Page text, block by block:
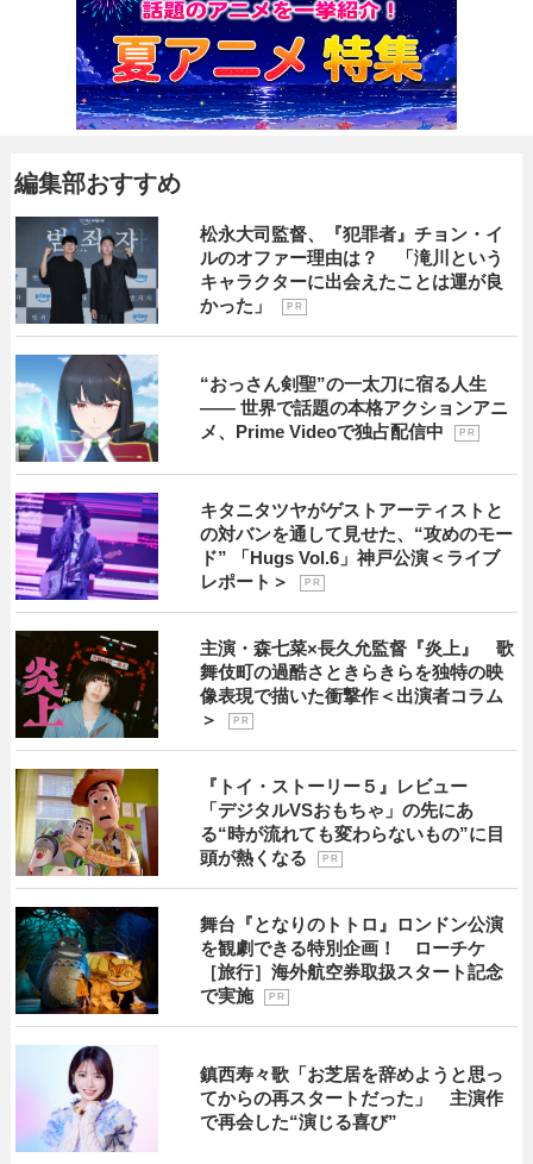
編集部おすすめ
松永大司監督、『犯罪者』チョン・イ
ルのオファー理由は？ 「滝川という
キャラクターに出会えたことは運が良
かった」
P R
“おっさん剣聖”の一太刀に宿る人生
―― 世界で話題の本格アクションアニ
メ、Prime Videoで独占配信中
P R
キタニタツヤがゲストアーティストと
の対バンを通して見せた、“攻めのモー
ド” 「Hugs Vol.6」神戸公演＜ライブ
レポート＞
P R
主演・森七菜×長久允監督『炎上』 歌
舞伎町の過酷さときらきらを独特の映
像表現で描いた衝撃作＜出演者コラム
＞
P R
『トイ・ストーリー５』レビュー
「デジタルVSおもちゃ」の先にあ
る“時が流れても変わらないもの”に目
頭が熱くなる
P R
舞台『となりのトトロ』ロンドン公演
を観劇できる特別企画！ ローチケ
［旅行］海外航空券取扱スタート記念
で実施
P R
鎮西寿々歌「お芝居を辞めようと思っ
てからの再スタートだった」 主演作
で再会した“演じる喜び”